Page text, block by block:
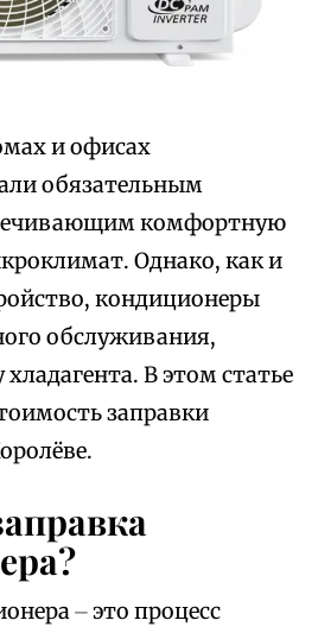
и офисах
обязательным
комфортную
Однако, как и
кондиционеры
обслуживания,
В этом статье
заправки
⏤ это процесс